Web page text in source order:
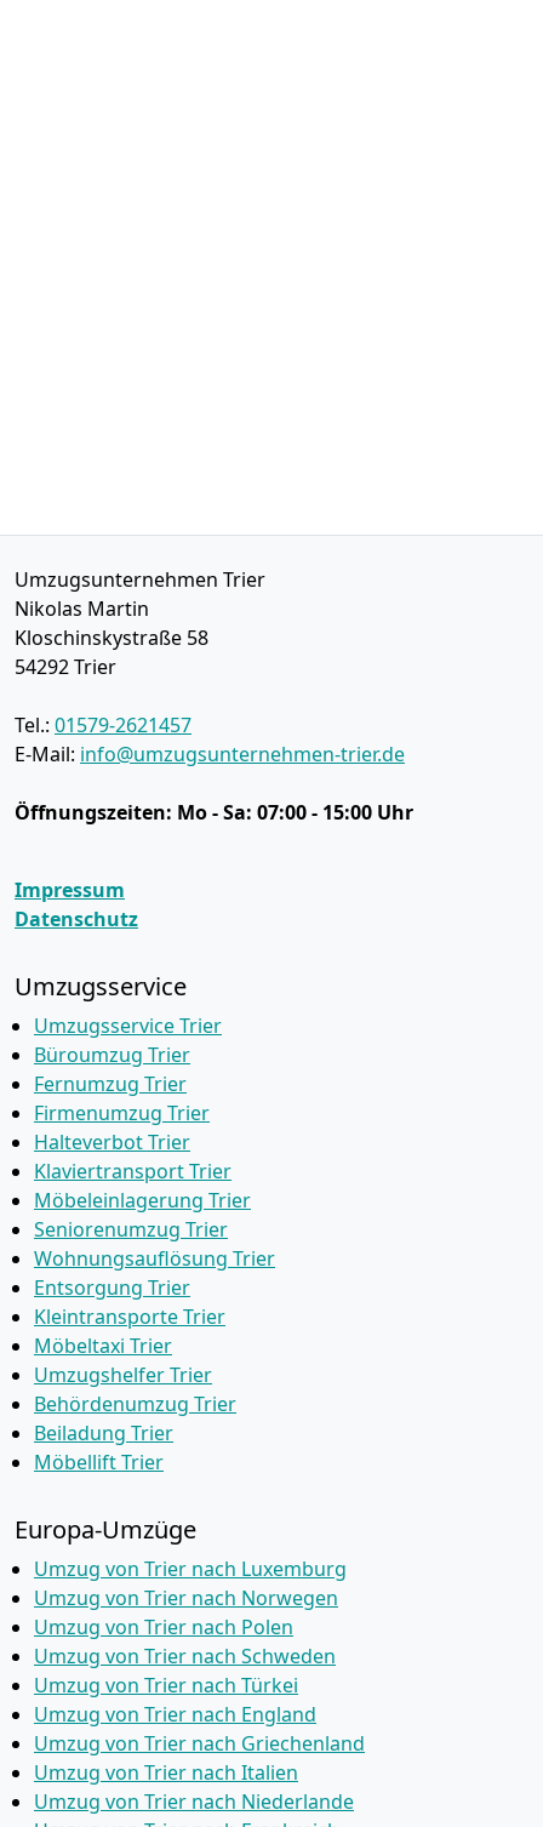
Umzugsunternehmen Trier
Nikolas Martin
Kloschinskystraße 58
54292Trier
Tel.: 01579-2621457
E-Mail: info@umzugsunternehmen-trier.de
Öffnungszeiten: Mo - Sa: 07:00 - 15:00 Uhr
Impressum
Datenschutz
Umzugsservice
Umzugsservice Trier
Büroumzug Trier
Fernumzug Trier
Firmenumzug Trier
Halteverbot Trier
Klaviertransport Trier
Möbeleinlagerung Trier
Seniorenumzug Trier
Wohnungsauflösung Trier
Entsorgung Trier
Kleintransporte Trier
Möbeltaxi Trier
Umzugshelfer Trier
Behördenumzug Trier
Beiladung Trier
Möbellift Trier
Europa-Umzüge
Umzug von Trier nach Luxemburg
Umzug von Trier nach Norwegen
Umzug von Trier nach Polen
Umzug von Trier nach Schweden
Umzug von Trier nach Türkei
Umzug von Trier nach England
Umzug von Trier nach Griechenland
Umzug von Trier nach Italien
Umzug von Trier nach Niederlande